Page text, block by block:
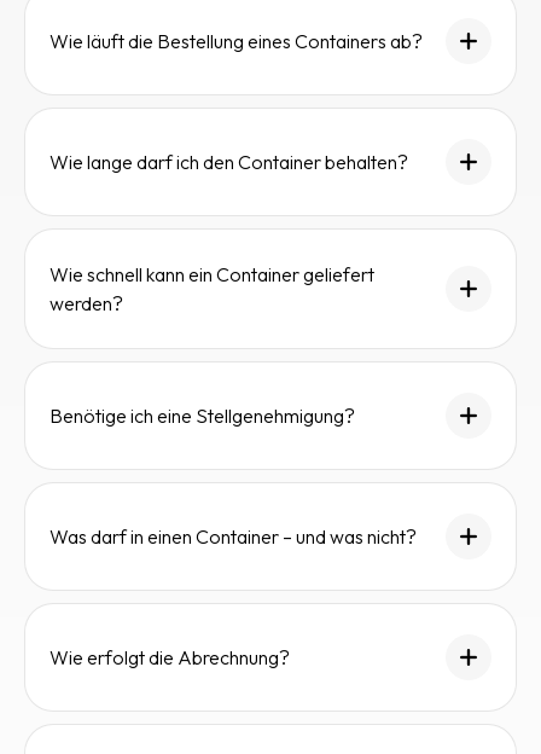
Wie läuft die Bestellung eines Containers ab?
Wie lange darf ich den Container behalten?
Wie schnell kann ein Container geliefert
werden?
Benötige ich eine Stellgenehmigung?
Was darf in einen Container – und was nicht?
Wie erfolgt die Abrechnung?